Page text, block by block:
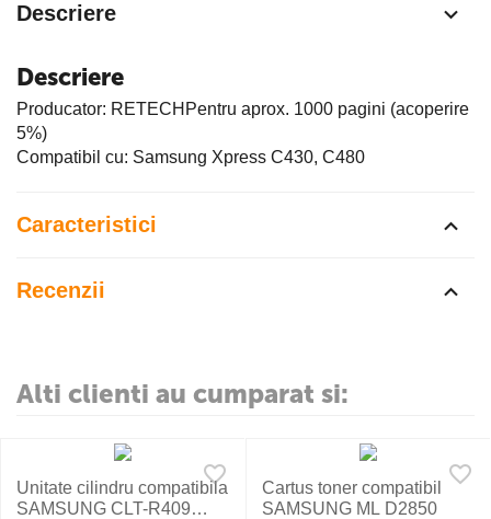
Descriere
Descriere
Producator: RETECHPentru aprox. 1000 pagini (acoperire
5%)
Compatibil cu: Samsung Xpress C430, C480
Caracteristici
Recenzii
Alti clienti au cumparat si:
Unitate cilindru compatibila
SAMSUNG CLT-R409
Cartus toner compatibil
SAMSUNG ML D2850